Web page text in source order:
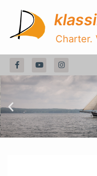
Charter.